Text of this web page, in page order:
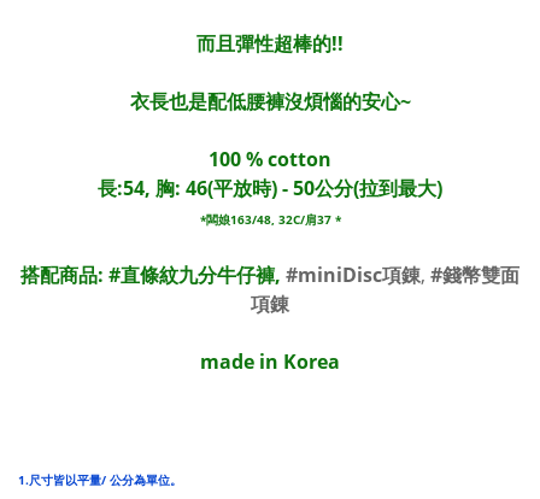
而且彈性超棒的!!
衣長也是配低腰褲沒煩惱的安心~
100 % cotton
長:54, 胸: 46(平放時) - 50公分(拉到最大)
*闆娘163/48, 32C/肩37 *
搭配商品: #直條紋九分牛仔褲, #miniDisc項錬, #錢幣雙面
項錬
made in Korea
1.尺寸皆以平量/ 公分為單位。